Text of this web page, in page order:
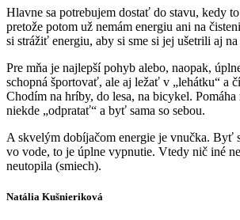
Hlavne sa potrebujem dostať do stavu, kedy
pretože potom už nemám energiu ani na
si strážiť energiu, aby si sme si jej ušetrili aj
Pre mňa je najlepší pohyb alebo, naopak,
schopná športovať, ale aj ležať v „lehátku“ a
Chodím na hríby, do lesa, na bicykel.
niekde „odpratať“ a byť sama so sebou.
A skvelým dobíjačom energie je vnučka. Byť
vo vode, to je úplne vypnutie. Vtedy nič iné
neutopila (smiech).
Natália Kušnieriková